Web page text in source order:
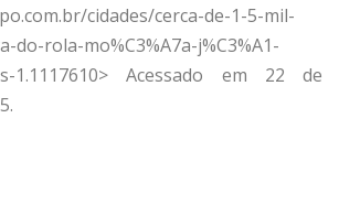
cidades/cerca-de-1-5-mil-
do-rola-mo%C3%A7a-j%C3%A1-
1.1117610> Acessado em 22 de